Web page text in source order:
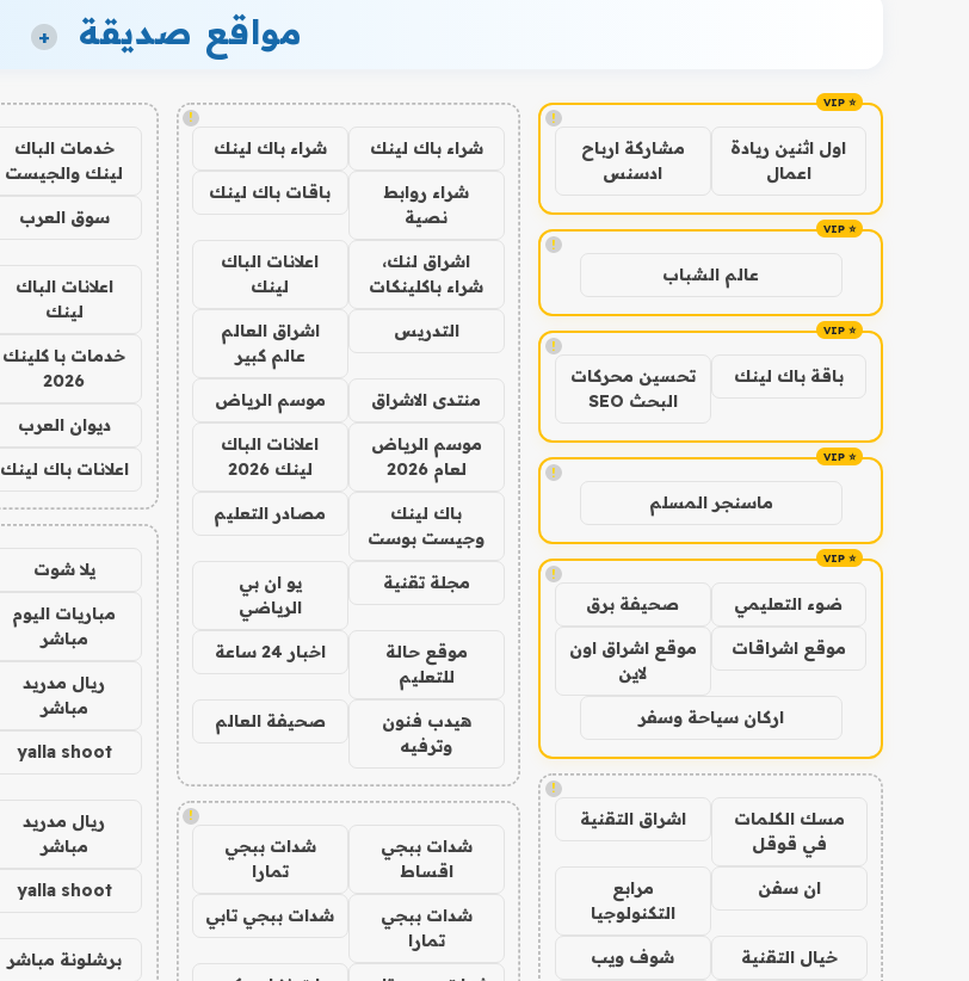
مواقع صديقة +
!
اول اثنين ريادة
اعمال
مشاركة ارباح
ادسنس
!
عالم الشباب
!
باقة باك لينك
تحسين محركات
البحث SEO
!
ماسنجر المسلم
!
ضوء التعليمي صحيفة برق
موقع اشراقات
موقع اشراق اون
لاين
اركان سياحة وسفر
!
مسك الكلمات
في قوقل
اشراق التقنية
ان سفن
مرابع
التكنولوجيا
خيال التقنية شوف ويب
!
شراء باك لينك شراء باك لينك
شراء روابط
نصية
باقات باك لينك
اشراق لنك،
شراء باكلينكات
اعلانات الباك
لينك
التدريس
اشراق العالم
عالم كبير
منتدى الاشراق موسم الرياض
موسم الرياض
لعام 2026
اعلانات الباك
لينك 2026
باك لينك
وجيست بوست
مصادر التعليم
مجلة تقنية
يو ان بي
الرياضي
موقع حالة
للتعليم
اخبار 24 ساعة
هيدب فنون
وترفيه
صحيفة العالم
!
شدات ببجي
اقساط
شدات ببجي
تمارا
شدات ببجي
تمارا
شدات ببجي تابي
خدمات الباك
لينك والجيست
سوق العرب
اعلانات الباك
لينك
خدمات با كلينك
2026
ديوان العرب
اعلانات باك لينك
يلا شوت
مباريات اليوم
مباشر
ريال مدريد
مباشر
yalla shoot
ريال مدريد
مباشر
yalla shoot
برشلونة مباشر